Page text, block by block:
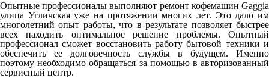
Опытные профессионалы выполняют ремонт кофемашин Gaggia
улица Угличская уже на протяжении многих лет. Это дало им
многолетний опыт работы, что в результате позволяет быстрее
всех находить оптимальное решение проблемы. Опытный
профессионал сможет восстановить работу бытовой техники и
обеспечить ее долговечность службы в будущем. Именно
поэтому необходимо обращаться за помощью в авторизованный
сервисный центр.